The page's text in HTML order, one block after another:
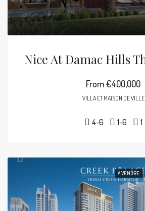
Nice At Damac Hills
From€400,000
VILLA ET MAISON DE VILLE
4-6 1-6 1
À VENDRE